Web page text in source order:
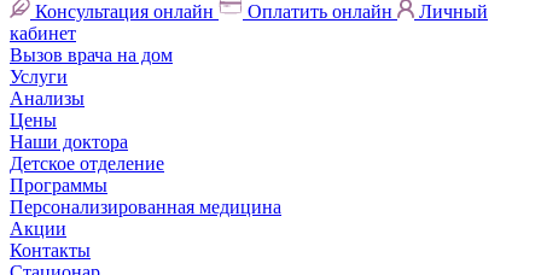
Консультация онлайн Оплатить онлайн
Личный
кабинет
Вызов врача на дом
Услуги
Анализы
Цены
Наши доктора
Детское отделение
Программы
Персонализированная медицина
Акции
Контакты